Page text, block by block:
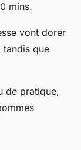
mins.
vont dorer
tandis que
de pratique,